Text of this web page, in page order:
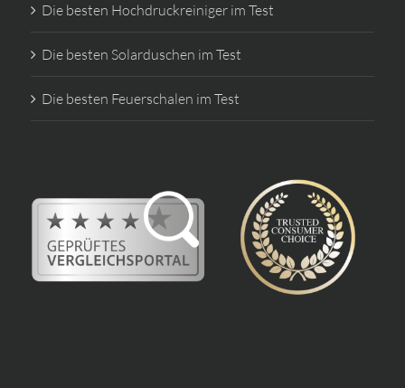
Die besten Hochdruckreiniger im Test
Die besten Solarduschen im Test
Die besten Feuerschalen im Test